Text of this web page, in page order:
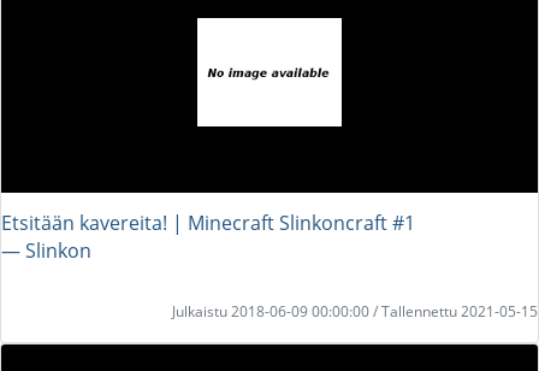
Etsitään kavereita! | Minecraft Slinkoncraft #1
― Slinkon
Julkaistu 2018-06-09 00:00:00 / Tallennettu 2021-05-15